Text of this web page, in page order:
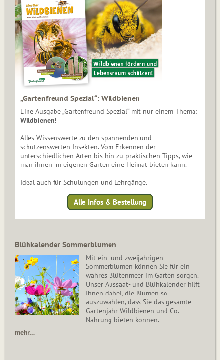
„Gartenfreund Spezial“: Wildbienen
Eine Ausgabe „Gartenfreund Spezial“ mit nur einem Thema:
Wildbienen!
Alles Wissenswerte zu den spannenden und
schützenswerten Insekten. Vom Erkennen der
unterschiedlichen Arten bis hin zu praktischen Tipps, wie
man ihnen im eigenen Garten eine Heimat bieten kann.
Ideal auch für Schulungen und Lehrgänge.
Alle Infos & Bestellung
Blühkalender Sommerblumen
Mit ein- und zweijährigen
Sommerblumen können Sie für ein
wahres Blütenmeer im Garten sorgen.
Unser Aussaat- und Blühkalender hilft
Ihnen dabei, die Blumen so
auszuwählen, dass Sie das gesamte
Gartenjahr Wildbienen und Co.
Nahrung bieten können.
mehr…